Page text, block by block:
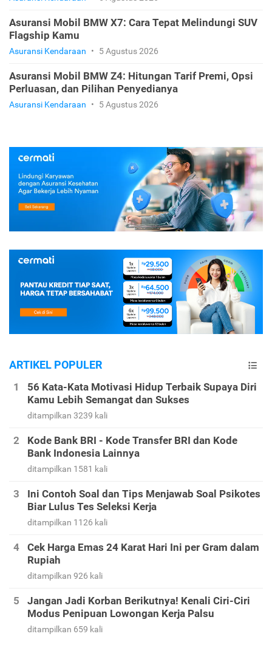
Asuransi Mobil BMW X7: Cara Tepat Melindungi SUV
Flagship Kamu
Asuransi Kendaraan • 5 Agustus 2026
Asuransi Mobil BMW Z4: Hitungan Tarif Premi, Opsi
Perluasan, dan Pilihan Penyedianya
Asuransi Kendaraan • 5 Agustus 2026
ARTIKEL POPULER
56 Kata-Kata Motivasi Hidup Terbaik Supaya Diri
Kamu Lebih Semangat dan Sukses
ditampilkan 3239 kali
Kode Bank BRI - Kode Transfer BRI dan Kode
Bank Indonesia Lainnya
ditampilkan 1581 kali
Ini Contoh Soal dan Tips Menjawab Soal Psikotes
Biar Lulus Tes Seleksi Kerja
ditampilkan 1126 kali
Cek Harga Emas 24 Karat Hari Ini per Gram dalam
Rupiah
ditampilkan 926 kali
Jangan Jadi Korban Berikutnya! Kenali Ciri-Ciri
Modus Penipuan Lowongan Kerja Palsu
ditampilkan 659 kali